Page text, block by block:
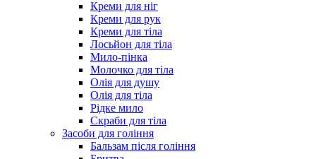
Креми для ніг
Креми для рук
Креми для тіла
Лосьйон для тіла
Мило-пінка
Молочко для тіла
Олія для душу
Олія для тіла
Рідке мило
Скраби для тіла
Засоби для гоління
Бальзам після гоління